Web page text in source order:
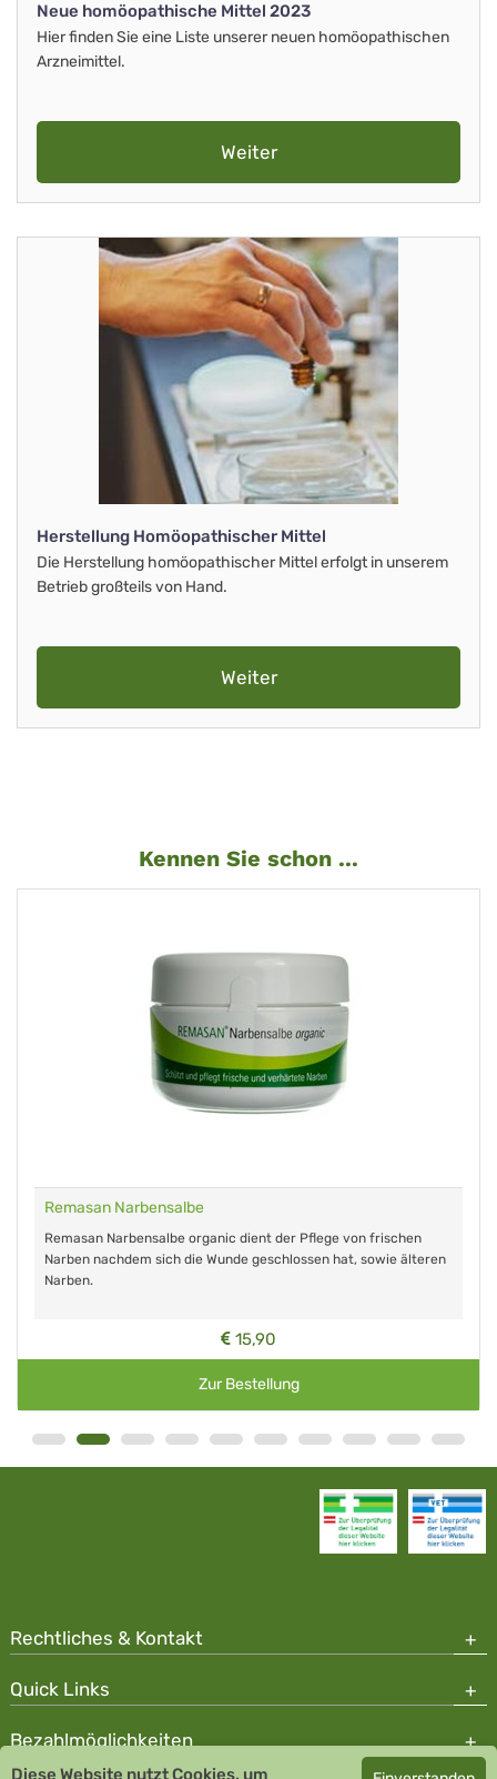
Neue homöopathische Mittel 2023
Hier finden Sie eine Liste unserer neuen homöopathischen
Arzneimittel.
Weiter
Herstellung Homöopathischer Mittel
Die Herstellung homöopathischer Mittel erfolgt in unserem
Betrieb großteils von Hand.
Weiter
Kennen Sie schon ...
Remasan Narbensalbe
Remasan Narbensalbe organic dient der Pflege von frischen
Narben nachdem sich die Wunde geschlossen hat, sowie älteren
Narben.
15,90
Zur Bestellung
Rechtliches & Kontakt
Quick Links
Bezahlmöglichkeiten
Diese Website nutzt Cookies, um